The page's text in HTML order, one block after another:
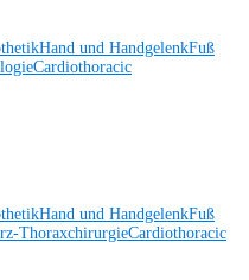
Hand und HandgelenkFuß
Cardiothoracic
Hand und HandgelenkFuß
ThoraxchirurgieCardiothoracic